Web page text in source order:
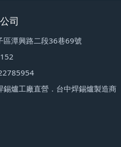
司
區潭興路二段36巷69號
錫爐工廠直營．台中焊錫爐製造商